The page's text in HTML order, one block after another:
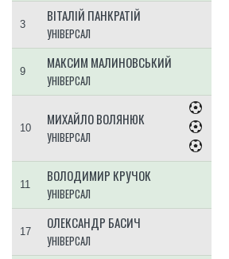
3
ВІТАЛІЙ ПАНКРАТІЙ
УНІВЕРСАЛ
9
МАКСИМ МАЛИНОВСЬКИЙ
УНІВЕРСАЛ
10
МИХАЙЛО ВОЛЯНЮК
УНІВЕРСАЛ
11
ВОЛОДИМИР КРУЧОК
УНІВЕРСАЛ
17
ОЛЕКСАНДР БАСИЧ
УНІВЕРСАЛ